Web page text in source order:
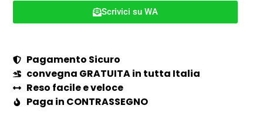
Scrivici su WA
Pagamento Sicuro
convegna GRATUITA in tutta Italia
Reso facile e veloce
Paga in CONTRASSEGNO